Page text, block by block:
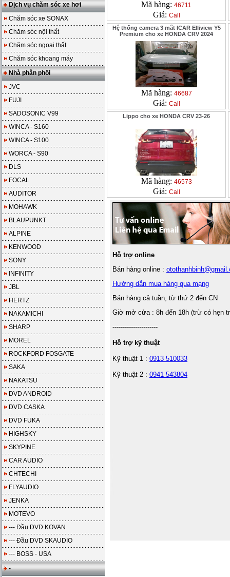
Dịch vụ chăm sóc xe hơi
Chăm sóc xe SONAX
Chăm sóc nội thất
Chăm sóc ngoại thất
Chăm sóc khoang máy
Nhà phân phối
JVC
FUJI
SADOSONIC V99
WINCA - S160
WINCA - S100
WORCA - S90
DLS
FOCAL
AUDITOR
MOHAWK
BLAUPUNKT
ALPINE
KENWOOD
SONY
INFINITY
JBL
HERTZ
NAKAMICHI
SHARP
MOREL
ROCKFORD FOSGATE
SAKA
NAKATSU
DVD ANDROID
DVD CASKA
DVD FUKA
HIGHSKY
SKYPINE
CAR AUDIO
CHTECHI
FLYAUDIO
JENKA
MOTEVO
--- Đầu DVD KOVAN
--- Đầu DVD SKAUDIO
--- BOSS - USA
-
Mã hàng: 46711
Giá: Call
Hệ thống camera 3 mắt ICAR Elliview Y5
Premium cho xe HONDA CRV 2024
Mã hàng: 46687
Giá: Call
Lippo cho xe HONDA CRV 23-26
Mã hàng: 46573
Giá: Call
Hỗ trợ online
Bán hàng online :
Hướng dẫn mua hàng qua mạng
Bán hàng cả tuần, từ thứ 2 đến CN
Giờ mở cửa : 8h đến 18h (trừ có hẹn
----------------------
Hỗ trợ kỹ thuật
Kỹ thuật 1 : 0913 510033
Kỹ thuật 2 : 0941 543804